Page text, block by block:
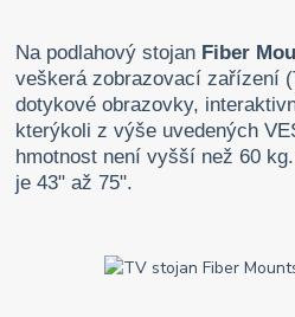
Na podlahový stojan Fiber
veškerá zobrazovací zařízení
dotykové obrazovky,
kterýkoli z výše uvedených
hmotnost není vyšší než 60
je 43" až 75".